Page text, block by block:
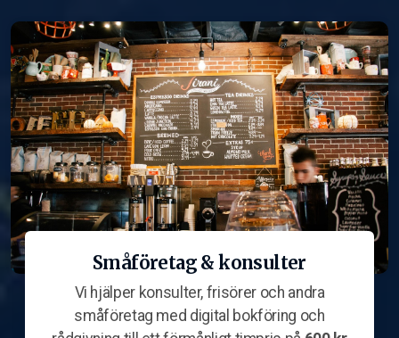
Småföretag & konsulter
Vi hjälper konsulter, frisörer och andra
småföretag med digital bokföring och